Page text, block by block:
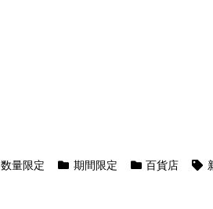
数量限定 期間限定 百貨店